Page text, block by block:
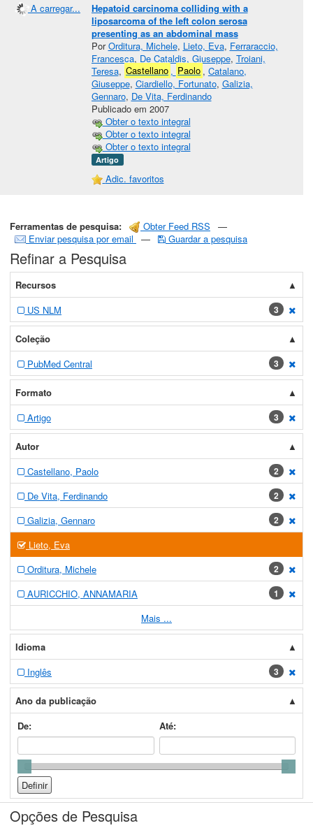
A carregar...
Hepatoid carcinoma colliding with a
liposarcoma of the left colon serosa
presenting as an abdominal mass
PorOrditura, Michele, Lieto, Eva, Ferraraccio,
Francesca, De Cataldis, Giuseppe, Troiani,
Teresa, Castellano , Paolo , Catalano,
Giuseppe, Ciardiello, Fortunato, Galizia,
Gennaro, De Vita, Ferdinando
Publicado em 2007
Obter o texto integral
Obter o texto integral
Obter o texto integral
Artigo
Adic. favoritos
Ferramentas de pesquisa: Obter Feed RSS
—
Enviar pesquisa por email
— Guardar a pesquisa
Refinar a Pesquisa
Recursos
US NLM
3
Coleção
PubMed Central
3
Formato
Artigo
3
Autor
Castellano, Paolo
2
De Vita, Ferdinando
2
Galizia, Gennaro
2
Lieto, Eva
Orditura, Michele
2
AURICCHIO, ANNAMARIA
1
Mais ...
Idioma
Inglês
3
Ano da publicação
De:
Até:
Opções de Pesquisa